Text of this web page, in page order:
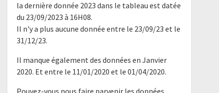
la dernière donnée 2023 dans le tableau est datée
du 23/09/2023 à 16H08.
Il n'y a plus aucune donnée entre le 23/09/23 et le
31/12/23.
Il manque également des données en Janvier
2020. Et entre le 11/01/2020 et le 01/04/2020.